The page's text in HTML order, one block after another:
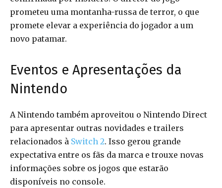
prometeu uma montanha-russa de terror, o que
promete elevar a experiência do jogador a um
novo patamar.
Eventos e Apresentações da
Nintendo
A Nintendo também aproveitou o Nintendo Direct
para apresentar outras novidades e trailers
relacionados à Switch 2. Isso gerou grande
expectativa entre os fãs da marca e trouxe novas
informações sobre os jogos que estarão
disponíveis no console.